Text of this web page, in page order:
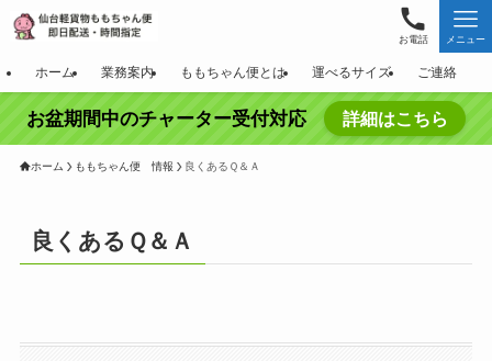
お電話 メニュー
ホーム 業務案内 ももちゃん便とは 運べるサイズ ご連絡
お盆期間中のチャーター受付対応 詳細はこちら
ホーム ももちゃん便 情報 良くあるＱ＆Ａ
良くあるＱ＆Ａ